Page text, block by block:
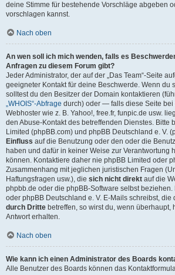
deine Stimme für bestehende Vorschläge abgeben
vorschlagen kannst.
Nach oben
An wen soll ich mich wenden, falls es
Anfragen zu diesem Forum gibt?
Jeder Administrator, der auf der „Das Team“-Seite
geeigneter Kontakt für deine Beschwerde. Wenn du
solltest du den Besitzer der Domain kontaktieren
„WHOIS“-Abfrage durch) oder — falls diese Seite bei
Webhoster wie z. B. Yahoo!, free.fr, funpic.de usw.
den Abuse-Kontakt des betreffenden Dienstes. Bitte
Limited (phpBB.com) und phpBB Deutschland e. V.
Einfluss auf die Benutzung oder den oder die
haben und dafür in keiner Weise zur Verantwortung
können. Kontaktiere daher nie phpBB Limited oder
Zusammenhang mit jeglichen juristischen Fragen
Haftungsfragen usw.), die sich nicht direkt auf die
phpbb.de oder die phpBB-Software selbst beziehen.
oder phpBB Deutschland e. V. E-Mails schreibst, die
durch Dritte betreffen, so wirst du, wenn überhaupt,
Antwort erhalten.
Nach oben
Wie kann ich einen Administrator des Boards
Alle Benutzer des Boards können das